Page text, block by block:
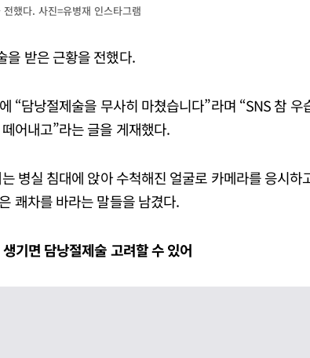
했다. 사진=유병재 인스타그램
을 받은 근황을 전했다.
“담낭절제술을 무사히 마쳤습니다”라며 “SNS 참 우
어내고”라는 글을 게재했다.
병실 침대에 앉아 수척해진 얼굴로 카메라를 응시하
쾌차를 바라는 말들을 남겼다.
기면 담낭절제술 고려할 수 있어